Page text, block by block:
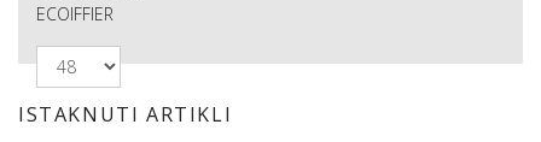
ECOIFFIER
ISTAKNUTI ARTIKLI